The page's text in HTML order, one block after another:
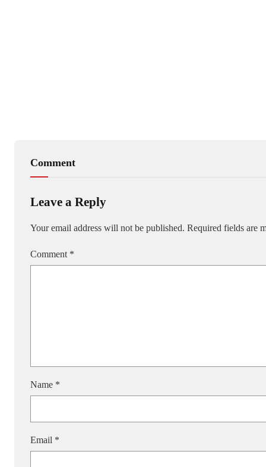
Comment
Leave a Reply
Your email address will not be published. Required fields are
Comment *
Name *
Email *